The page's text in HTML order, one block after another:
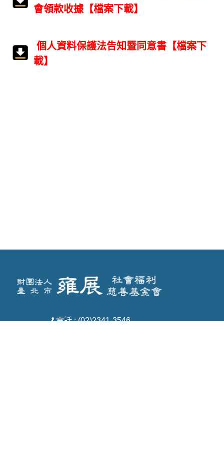
會領款收據【檔案下載】
個人資料保護法告知暨同意書【檔案下
載】
電話 : (02)2341-3546